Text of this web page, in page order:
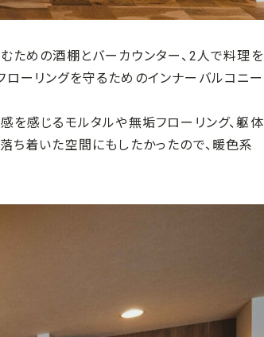
ための酒棚とバーカウンター、2人で料理を
ーリングを守るためのインナーバルコニー
を感じるモルタルや無垢フローリング、躯体
ち着いた空間にもしたかったので、暖色系